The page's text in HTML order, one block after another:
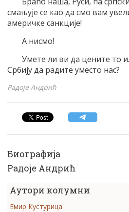
смањује се као да смо вам
америчке санкције!
А нисмо!
Умете ли ви да цените то
Србију да радите уместо нас?
Радоје Андрић
Биографија
Радоје Андрић
Аутори колумни
Емир Кустурица